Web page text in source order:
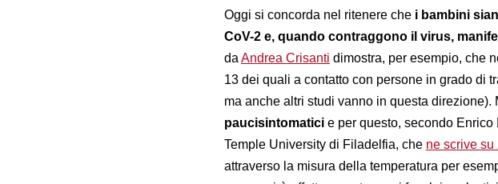
Oggi si concorda nel ritenere che i bambini
CoV-2 e, quando contraggono il virus,
da Andrea Crisanti dimostra, per esempio, che
13 dei quali a contatto con persone in grado di
ma anche altri studi vanno in questa direzione).
paucisintomatici e per questo, secondo
Temple University di Filadelfia, che ne scrive su
attraverso la misura della temperatura per